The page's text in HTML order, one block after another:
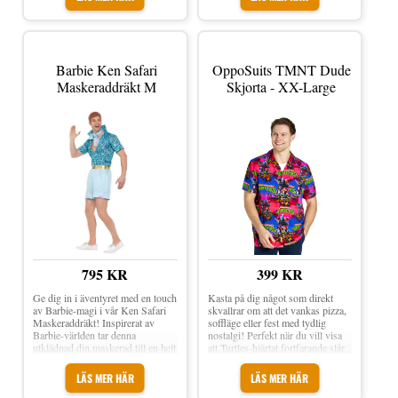
möjlighet att vara kreativ och unik
blekmedel, låt hängtorka och stryk
Barbie Ken Safari
Maskeraddräkt M
795 KR
LÄS MER HÄR
Ge dig in i äventyret med en touch
av Barbie-magi i vår Ken Safari
Maskeraddräkt! Inspirerat av
Barbie-världen tar denna
utklädnad din maskerad till en helt
tid också. Med en stilfull skjorta,
trendiga shorts, en halsduk och en
OppoSuits TMNT Dude
Skjorta - XX-Large
399 KR
LÄS MER HÄR
Kasta på dig något som direkt
skvallrar om att det vankas pizza,
soffläge eller fest med tydlig
nostalgi! Perfekt när du vill visa
att Turtles-hjärtat fortfarande slår
kalas eller bara tar en sväng till
stan. Låt sköldpaddsgänget sköta